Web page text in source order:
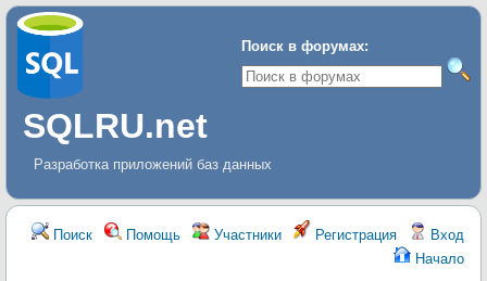
Поиск в форумах:
SQLRU.net
Разработка приложений баз данных
Поиск Помощь Участники Регистрация
Вход
Начало